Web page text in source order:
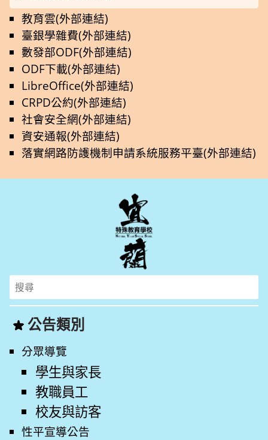
教育雲(外部連結)
臺銀學雜費(外部連結)
數發部ODF(外部連結)
ODF下載(外部連結)
LibreOffice(外部連結)
CRPD公約(外部連結)
社會安全網(外部連結)
資安通報(外部連結)
落實網路防護機制申請系統服務平臺(外部連結)
Search
for:
公告類別
分眾導覽
學生與家長
教職員工
校友與訪客
性平宣導公告